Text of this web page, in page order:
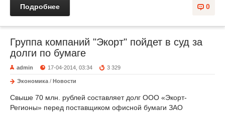
0
Подробнее
Группа компаний "Экорт" пойдет в суд за
долги по бумаге
admin 17-04-2014, 03:34 3 329
Экономика / Новости
Свыше 70 млн. рублей составляет долг ООО «Экорт-
Регионы» перед поставщиком офисной бумаги ЗАО